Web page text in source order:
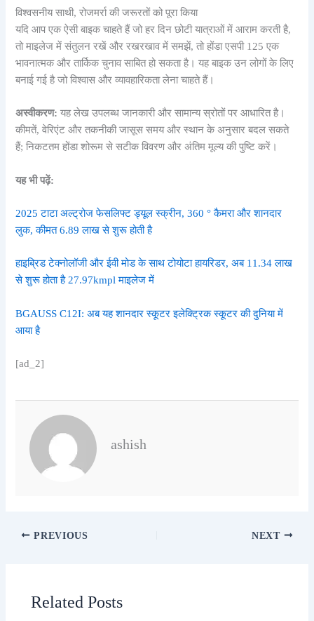
विश्वसनीय साथी, रोजमर्रा की जरूरतों को पूरा किया
यदि आप एक ऐसी बाइक चाहते हैं जो हर दिन छोटी यात्राओं में आराम करती है,
तो माइलेज में संतुलन रखें और रखरखाव में समझें, तो होंडा एसपी 125 एक
भावनात्मक और तार्किक चुनाव साबित हो सकता है। यह बाइक उन लोगों के लिए
बनाई गई है जो विश्वास और व्यावहारिकता लेना चाहते हैं।
अस्वीकरण:यह लेख उपलब्ध जानकारी और सामान्य स्रोतों पर आधारित है।
कीमतें, वेरिएंट और तकनीकी जासूस समय और स्थान के अनुसार बदल सकते
हैं; निकटतम होंडा शोरूम से सटीक विवरण और अंतिम मूल्य की पुष्टि करें।
यह भी पढ़ें:
2025 टाटा अल्ट्रोज फेसलिफ्ट ड्यूल स्क्रीन, 360 ° कैमरा और शानदार
लुक, कीमत 6.89 लाख से शुरू होती है
हाइब्रिड टेक्नोलॉजी और ईवी मोड के साथ टोयोटा हायरिडर, अब 11.34 लाख
से शुरू होता है 27.97kmpl माइलेज में
BGAUSS C12I: अब यह शानदार स्कूटर इलेक्ट्रिक स्कूटर की दुनिया में
आया है
[ad_2]
ashish
PREVIOUS NEXT
Related Posts